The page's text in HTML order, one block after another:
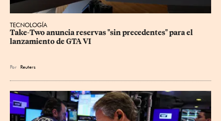
TECNOLOGÍA
Take-Two anuncia reservas "sin precedentes" para el
lanzamiento de GTA VI
Por Reuters